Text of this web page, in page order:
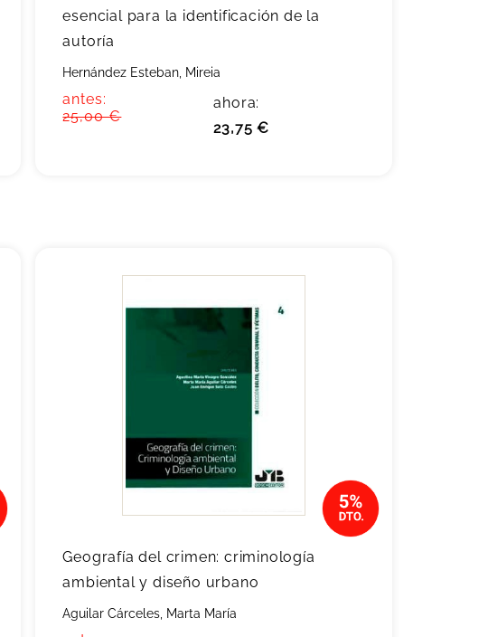
esencial para la identificación de la
autoría
Hernández Esteban, Mireia
antes:
25,00 €
ahora:
23,75 €
Geografía del crimen: criminología
ambiental y diseño urbano
Aguilar Cárceles, Marta María